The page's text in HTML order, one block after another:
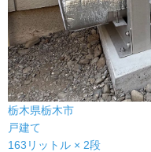
栃木県栃木市
戸建て
163リットル × 2段